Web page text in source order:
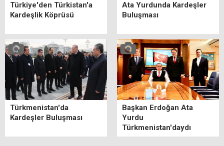
Türkiye'den Türkistan'a
Kardeşlik Köprüsü
Ata Yurdunda Kardeşler
Buluşması
Türkmenistan'da
Kardeşler Buluşması
Başkan Erdoğan Ata
Yurdu
Türkmenistan'daydı